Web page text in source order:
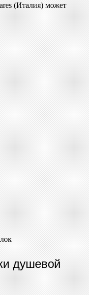
(Италия) может
душевой